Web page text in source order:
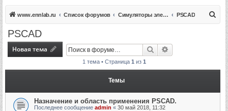
www.ennlab.ru Список форумов Симуляторы электроэнергетических систем PSCAD
PSCAD
Новая тема Поиск Расширенный
1 тема • Страница 1 из 1
Темы
Назначение и область применения PSCAD.
Последнее сообщение admin « 30 май 2018, 11:32